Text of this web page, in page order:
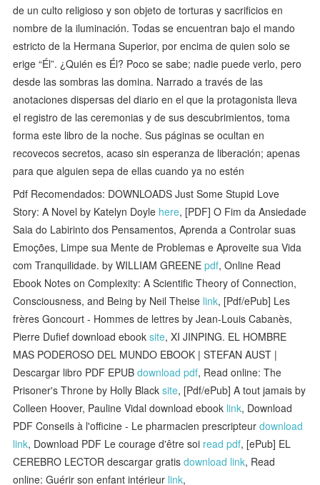
de un culto religioso y son objeto de torturas y sacrificios en
nombre de la iluminación. Todas se encuentran bajo el mando
estricto de la Hermana Superior, por encima de quien solo se
erige “Él”. ¿Quién es Él? Poco se sabe; nadie puede verlo, pero
desde las sombras las domina. Narrado a través de las
anotaciones dispersas del diario en el que la protagonista lleva
el registro de las ceremonias y de sus descubrimientos, toma
forma este libro de la noche. Sus páginas se ocultan en
recovecos secretos, acaso sin esperanza de liberación; apenas
para que alguien sepa de ellas cuando ya no estén
Pdf Recomendados: DOWNLOADS Just Some Stupid Love
Story: A Novel by Katelyn Doyle here, [PDF] O Fim da Ansiedade
Saia do Labirinto dos Pensamentos, Aprenda a Controlar suas
Emoções, Limpe sua Mente de Problemas e Aproveite sua Vida
com Tranquilidade. by WILLIAM GREENEpdf, Online Read
Ebook Notes on Complexity: A Scientific Theory of Connection,
Consciousness, and Being by Neil Theise link, [Pdf/ePub] Les
frères Goncourt - Hommes de lettres by Jean-Louis Cabanès,
Pierre Dufief download ebooksite, XI JINPING. EL HOMBRE
MAS PODEROSO DEL MUNDO EBOOK | STEFAN AUST |
Descargar libro PDF EPUBdownload pdf, Read online: The
Prisoner's Throne by Holly Blacksite, [Pdf/ePub] A tout jamais by
Colleen Hoover, Pauline Vidal download ebook link, Download
PDF Conseils à l'officine - Le pharmacien prescripteurdownload
link, Download PDF Le courage d'être soi read pdf, [ePub] EL
CEREBRO LECTOR descargar gratisdownload link, Read
online: Guérir son enfant intérieur link,